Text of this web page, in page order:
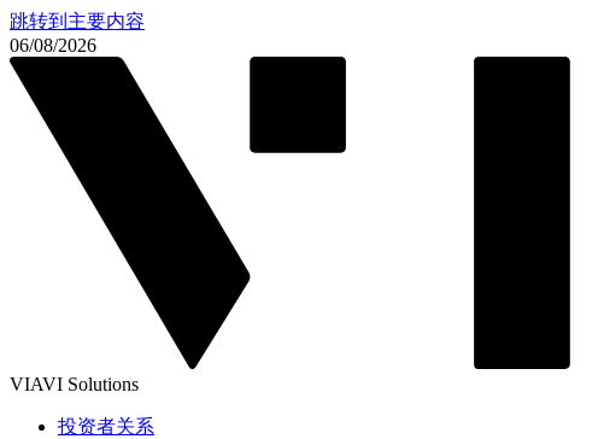
跳转到主要内容
06/08/2026
VIAVI Solutions
投资者关系